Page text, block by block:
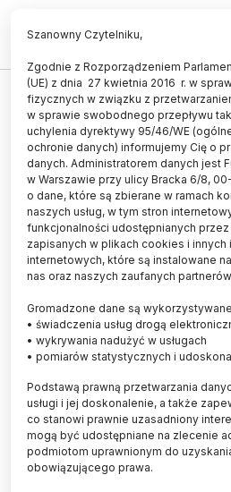
ONKOLOGIA
Ekspert: kosmetyk z
zastąpi
przebywania na
W słoneczne dni trzeba
skórę przed
głównym czynnikiem
Szanowny Czytelniku,
Zgodnie z Rozporządzeniem
(UE) z dnia 27 kwietnia 2016 r. w
fizycznych w związku z
w sprawie swobodnego przepływu
uchylenia dyrektywy 95/46/WE
ochronie danych) informujemy Cię o
danych. Administratorem danych jest
w Warszawie przy ulicy Bracka 6/8,
o dane, które są zbierane w ramach
naszych usług, w tym stron
funkcjonalności udostępnianych przez
zapisanych w plikach cookies i
internetowych, które są instalowane
nas oraz naszych zaufanych partnerów
Gromadzone dane są
• świadczenia usług drogą
• wykrywania nadużyć w usługach
• pomiarów statystycznych i
Podstawą prawną przetwarzania
usługi i jej doskonalenie, a także
co stanowi prawnie uzasadniony
mogą być udostępniane na zlecenie
podmiotom uprawnionym do
obowiązującego prawa.